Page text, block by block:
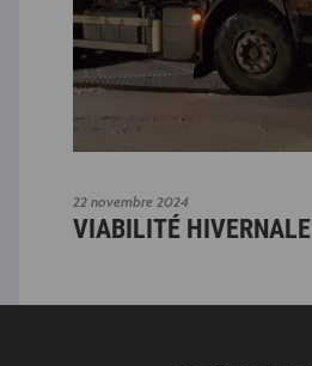
22 novembre 2024
VIABILITÉ HIVERNALE